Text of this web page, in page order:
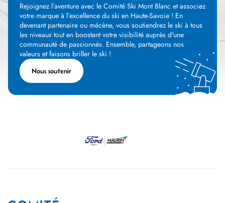
Rejoignez l’aventure avec le Comité Ski Mont Blanc et associez
votre marque à l’excellence du ski en Haute-Savoie ! En
devenant partenaire ou mécène, vous soutiendrez le ski à tous
les niveaux tout en boostant votre visibilité auprès d'une
communauté de passionnés. Ensemble, partageons nos
valeurs et faisons briller le ski !
Nous soutenir